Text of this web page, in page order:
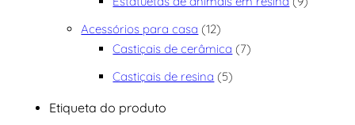
Acessórios para casa
1212 produtos
Castiçais de cerâmica
77 produtos
Castiçais de resina
55 produtos
Etiqueta do produto